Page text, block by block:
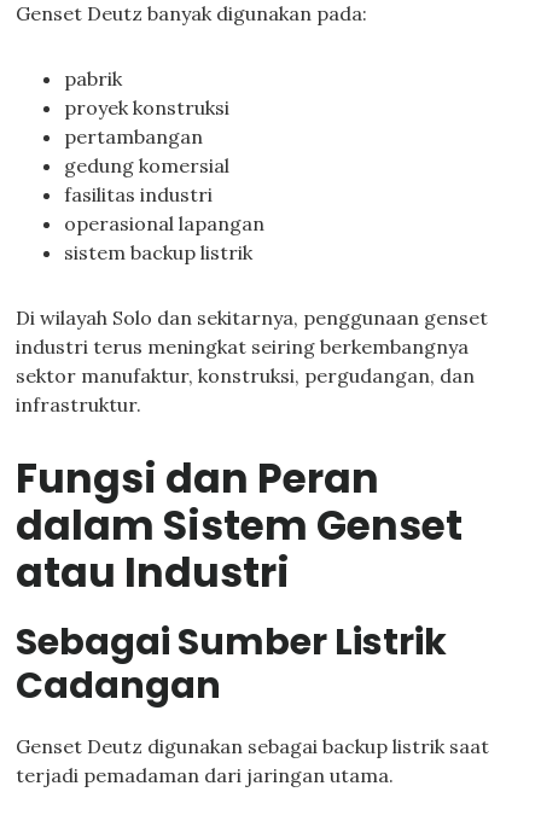
Genset Deutz banyak digunakan pada:
pabrik
proyek konstruksi
pertambangan
gedung komersial
fasilitas industri
operasional lapangan
sistem backup listrik
Di wilayah Solo dan sekitarnya, penggunaan genset
industri terus meningkat seiring berkembangnya
sektor manufaktur, konstruksi, pergudangan, dan
infrastruktur.
Fungsi dan Peran
dalam Sistem Genset
atau Industri
Sebagai Sumber Listrik
Cadangan
Genset Deutz digunakan sebagai backup listrik saat
terjadi pemadaman dari jaringan utama.